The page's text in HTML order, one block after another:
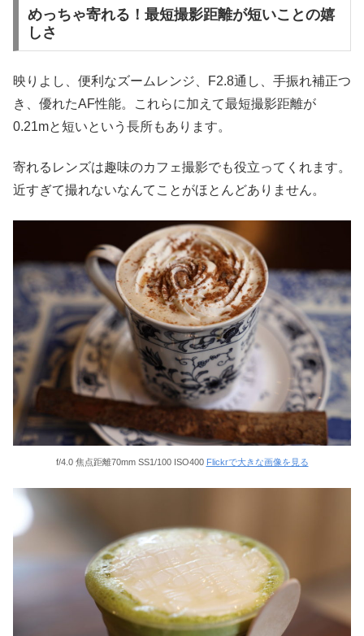
めっちゃ寄れる！最短撮影距離が短いことの嬉
しさ
映りよし、便利なズームレンジ、F2.8通し、手振れ補正つ
き、優れたAF性能。これらに加えて最短撮影距離が
0.21mと短いという長所もあります。
寄れるレンズは趣味のカフェ撮影でも役立ってくれます。
近すぎて撮れないなんてことがほとんどありません。
f/4.0 焦点距離70mm SS1/100 ISO400 Flickrで大きな画像を見る